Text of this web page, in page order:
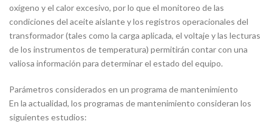
oxígeno y el calor excesivo, por lo que el monitoreo de las
condiciones del aceite aislante y los registros operacionales del
transformador (tales como la carga aplicada, el voltaje y las lecturas
de los instrumentos de temperatura) permitirán contar con una
valiosa información para determinar el estado del equipo.
Parámetros considerados en un programa de mantenimiento
En la actualidad, los programas de mantenimiento consideran los
siguientes estudios: